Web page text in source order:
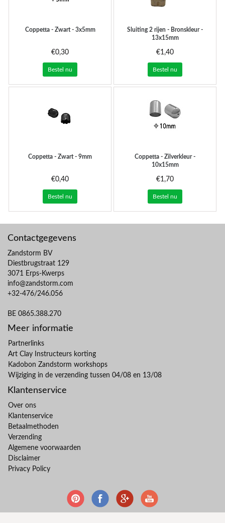
Coppetta - Zwart - 3x5mm
€0,30
Bestel nu
Sluiting 2 rijen - Bronskleur -
13x15mm
€1,40
Bestel nu
Coppetta - Zwart - 9mm
€0,40
Bestel nu
Coppetta - Zilverkleur -
10x15mm
€1,70
Bestel nu
Contactgegevens
Zandstorm BV
Diestbrugstraat 129
3071 Erps-Kwerps
info@zandstorm.com
+32-476/246.056
BE 0865.388.270
Meer informatie
Partnerlinks
Art Clay Instructeurs korting
Kadobon Zandstorm workshops
Wijziging in de verzending tussen 04/08 en 13/08
Klantenservice
Over ons
Klantenservice
Betaalmethoden
Verzending
Algemene voorwaarden
Disclaimer
Privacy Policy